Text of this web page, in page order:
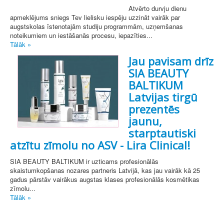
Atvērto durvju dienu
apmeklējums sniegs Tev lielisku iespēju uzzināt vairāk par
augstskolas īstenotajām studiju programmām, uzņemšanas
noteikumiem un iestāšanās procesu, iepazīties...
Tālāk »
Jau pavisam drīz
SIA BEAUTY
BALTIKUM
Latvijas tirgū
prezentēs
jaunu,
starptautiski
atzītu zīmolu no ASV - Lira Clinical!
SIA BEAUTY BALTIKUM ir uzticams profesionālās
skaistumkopšanas nozares partneris Latvijā, kas jau vairāk kā 25
gadus pārstāv vairākus augstas klases profesionālās kosmētikas
zīmolu...
Tālāk »